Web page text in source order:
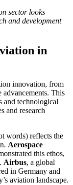
sector looks
and development
in
innovation, from
advancements. This
and technological
and research
words) reflects the
Aerospace
this ethos,
Airbus, a global
in Germany and
aviation landscape.